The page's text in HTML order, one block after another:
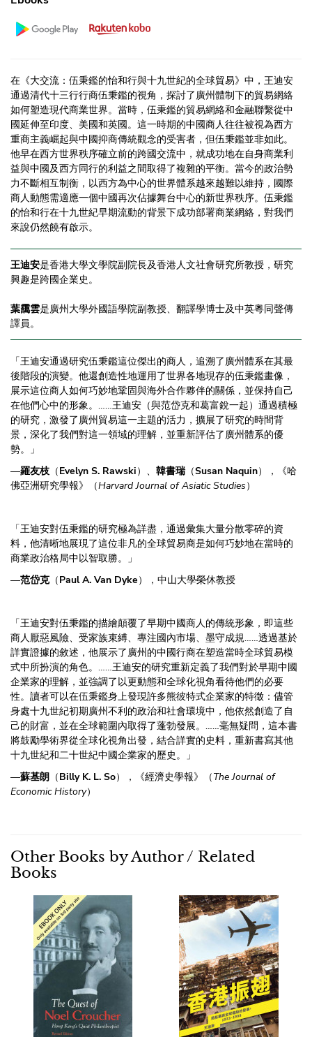
在《大交流：伍秉鑑的怡和行與十九世紀的全球貿易》中，王迪安
通過清代十三行行商伍秉鑑的視角，探討了廣州體制下的貿易網絡
如何塑造現代商業世界。當時，伍秉鑑的貿易網絡和金融聯繫從中
國延伸至印度、美國和英國。這一時期的中國商人往往被視為西方
重商主義崛起與中國抑商傳統觀念的受害者，但伍秉鑑並非如此。
他早在西方世界秩序確立前的跨國交流中，就成功地在自身商業利
益與中國及西方同行的利益之間取得了複雜的平衡。當今的政治勢
力不斷相互制衡，以西方為中心的世界體系越來越難以維持，國際
商人動態需適應一個中國再次佔據舞台中心的新世界秩序。伍秉鑑
的怡和行在十九世紀早期流動的背景下成功部署商業網絡，對我們
來說仍然饒有啟示。
王迪安是香港大學文學院副院長及香港人文社會研究所教授，研究
興趣是跨國企業史。
葉靄雲是廣州大學外國語學院副教授、翻譯學博士及中英粵同聲傳
譯員。
「王迪安通過研究伍秉鑑這位傑出的商人，追溯了廣州體系在其最
後階段的演變。他還創造性地運用了世界各地現存的伍秉鑑畫像，
展示這位商人如何巧妙地鞏固與海外合作夥伴的關係，並保持自己
在他們心中的形象。……王迪安（與范岱克和葛富銳一起）通過積極
的研究，激發了廣州貿易這一主題的活力，擴展了研究的時間背
景，深化了我們對這一領域的理解，並重新評估了廣州體系的優
勢。」
—羅友枝（Evelyn S. Rawski）、 韓書瑞（Susan Naquin），《哈
佛亞洲研究學報》（Harvard Journal of Asiatic Studies）
「王迪安對伍秉鑑的研究極為詳盡，通過彙集大量分散零碎的資
料，他清晰地展現了這位非凡的全球貿易商是如何巧妙地在當時的
商業政治格局中以智取勝。」
—范岱克（Paul A. Van Dyke），中山大學榮休教授
「王迪安對伍秉鑑的描繪顛覆了早期中國商人的傳統形象，即這些
商人厭惡風險、受家族束縛、專注國內市場、墨守成規……透過基於
詳實證據的敘述，他展示了廣州的中國行商在塑造當時全球貿易模
式中所扮演的角色。……王迪安的研究重新定義了我們對於早期中國
企業家的理解，並強調了以更動態和全球化視角看待他們的必要
性。讀者可以在伍秉鑑身上發現許多熊彼特式企業家的特徵：儘管
身處十九世紀初期廣州不利的政治和社會環境中，他依然創造了自
己的財富，並在全球範圍內取得了蓬勃發展。……毫無疑問，這本書
將鼓勵學術界從全球化視角出發，結合詳實的史料，重新書寫其他
十九世紀和二十世紀中國企業家的歷史。」
—蘇基朗 （Billy K. L. So），《經濟史學報》（The Journal of
Economic History）
Other Books by Author / Related
Books